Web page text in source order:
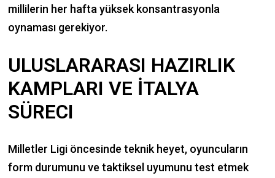
millilerin her hafta yüksek konsantrasyonla
oynaması gerekiyor.
ULUSLARARASI HAZIRLIK
KAMPLARI VE İTALYA
SÜRECI
Milletler Ligi öncesinde teknik heyet, oyuncuların
form durumunu ve taktiksel uyumunu test etmek